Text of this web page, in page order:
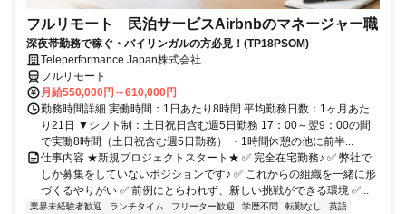
フルリモート 民泊サービスAirbnbのマネージャー職
深夜帯勤務で稼ぐ・バイリンガルの方必見！(TP18PSOM)
Teleperformance Japan株式会社
フルリモート
月給550,000円～610,000円
勤務時間詳細 実働時間：1日あたり8時間 平均勤務日数：1ヶ月あた
り21日 ▼シフト制：土日祝日含む週5日勤務 17：00～翌9：00の間
で実働8時間（土日祝含む週5日勤務） ・1時間休憩の他に前半...
仕事内容 ★新規プロジェクトスタート★ ✅ 完全在宅勤務♪ ✅ 弊社で
しか募集をしていないポジションです♪ ✅ これからの組織を一緒に形
づくるやりがい ✅ 前例にとらわれず、新しい挑戦ができる環境 ✅...
業界未経験者歓迎 ランチタイム フリーター歓迎 学歴不問 転勤なし
英語